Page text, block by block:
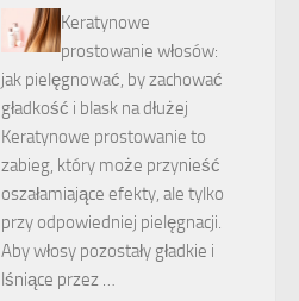
Keratynowe
prostowanie włosów:
jak pielęgnować, by zachować
gładkość i blask na dłużej
Keratynowe prostowanie to
zabieg, który może przynieść
oszałamiające efekty, ale tylko
przy odpowiedniej pielęgnacji.
Aby włosy pozostały gładkie i
lśniące przez …